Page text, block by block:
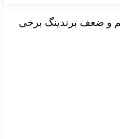
و ضعف برندینگ برخی